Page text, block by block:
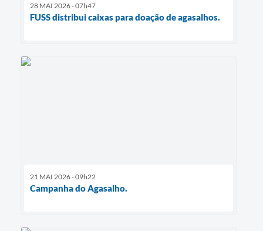
28 MAI 2026 - 07h47
FUSS distribui caixas para doação de agasalhos.
21 MAI 2026 - 09h22
Campanha do Agasalho.